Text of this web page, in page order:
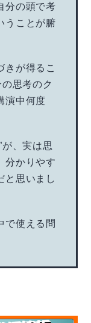
分の頭で考
うことが腑
きが得るこ
思考のク
演中何度
が、実は思
分かりやす
と思いまし
で使える問